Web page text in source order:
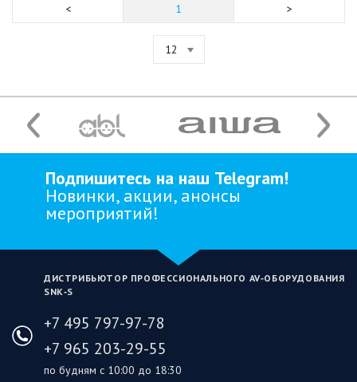
1
12
Подпишитесь на наш Telegram!
Новинки, акции, анонсы
мероприятий!
ДИСТРИБЬЮТОР ПРОФЕССИОНАЛЬНОГО AV‑ОБОРУДОВАНИЯ
SNK‑S
+7 495 797-97-78
+7 965 203-29-55
по будням с 10:00 до 18:30